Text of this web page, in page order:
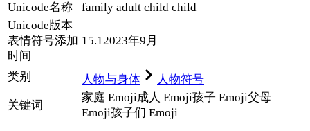
Unicode名称
family adult child child
Unicode版本
表情符号添加
时间
15.12023年9月
类别 人物与身体
人物符号
关键词
家庭 Emoji成人 Emoji孩子 Emoji父母
Emoji孩子们 Emoji